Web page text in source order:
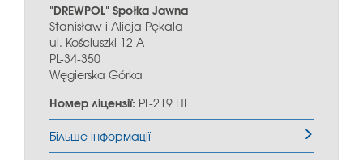
"DREWPOL" Społka Jawna
Stanisław i Alicja Pękala
ul. Kościuszki 12 A
PL-34-350
Węgierska Górka
Номер ліцензії: PL-219 HE
Більше інформації